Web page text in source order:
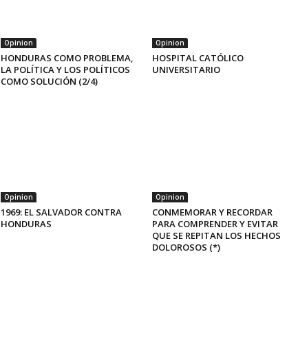
Opinion
HONDURAS COMO PROBLEMA,
LA POLÍTICA Y LOS POLÍTICOS
COMO SOLUCIÓN (2/4)
Opinion
HOSPITAL CATÓLICO
UNIVERSITARIO
Opinion
1969: EL SALVADOR CONTRA
HONDURAS
Opinion
CONMEMORAR Y RECORDAR
PARA COMPRENDER Y EVITAR
QUE SE REPITAN LOS HECHOS
DOLOROSOS (*)